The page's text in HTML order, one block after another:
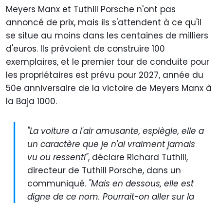
Meyers Manx et Tuthill Porsche n'ont pas
annoncé de prix, mais ils s'attendent à ce qu'il
se situe au moins dans les centaines de milliers
d'euros. Ils prévoient de construire 100
exemplaires, et le premier tour de conduite pour
les propriétaires est prévu pour 2027, année du
50e anniversaire de la victoire de Meyers Manx à
la Baja 1000.
"La voiture a l'air amusante, espiègle, elle a
un caractère que je n'ai vraiment jamais
vu ou ressenti", déclare Richard Tuthill,
directeur de Tuthill Porsche, dans un
communiqué. "Mais en dessous, elle est
digne de ce nom. Pourrait-on aller sur la